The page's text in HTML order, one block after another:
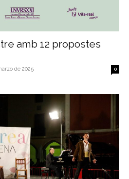
amb 12 propostes
de 2025 0